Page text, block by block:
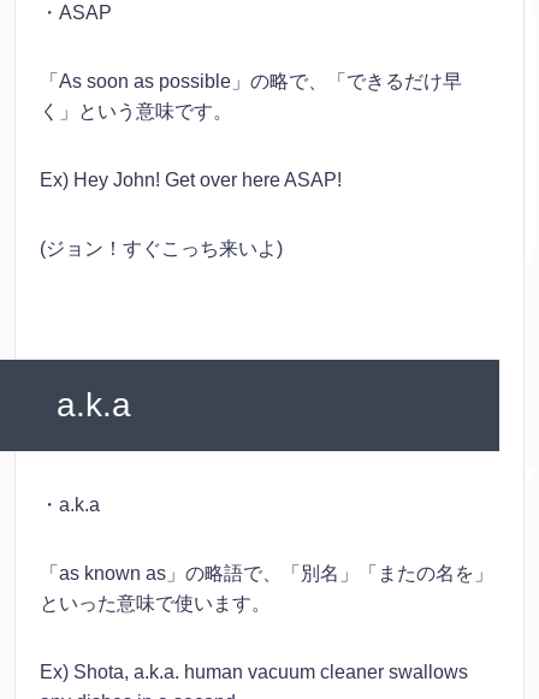
・ASAP
「As soon as possible」の略で、「できるだけ早
く」という意味です。
Ex) Hey John! Get over here ASAP!
(ジョン！すぐこっち来いよ)
a.k.a
・a.k.a
「as known as」の略語で、「別名」「またの名を」
といった意味で使います。
Ex) Shota, a.k.a. human vacuum cleaner swallows